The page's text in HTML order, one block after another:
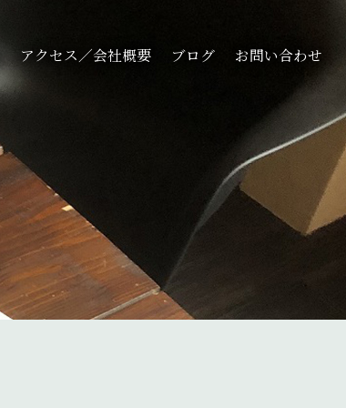
アクセス／会社概要 ブログ お問い合わせ